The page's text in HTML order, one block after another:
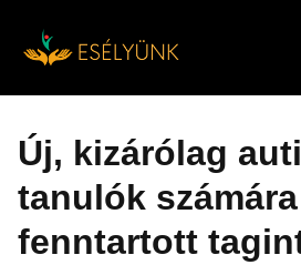
tartalomra
Új, kizárólag
tanulók számára
fenntartott